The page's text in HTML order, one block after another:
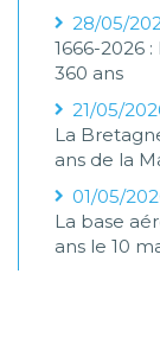
28/05/
1666-2026
360 ans
21/05/
La
ans de la
01/05/
La base
ans le 10